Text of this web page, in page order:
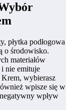
płytka podłogowa
o środowisko.
materiałów
nie emituje
wybierasz
wpisze się w
wpływ